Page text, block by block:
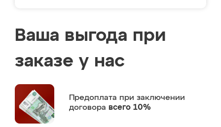
Ваша выгода при
заказе у нас
Предоплата при заключении
договора всего 10%